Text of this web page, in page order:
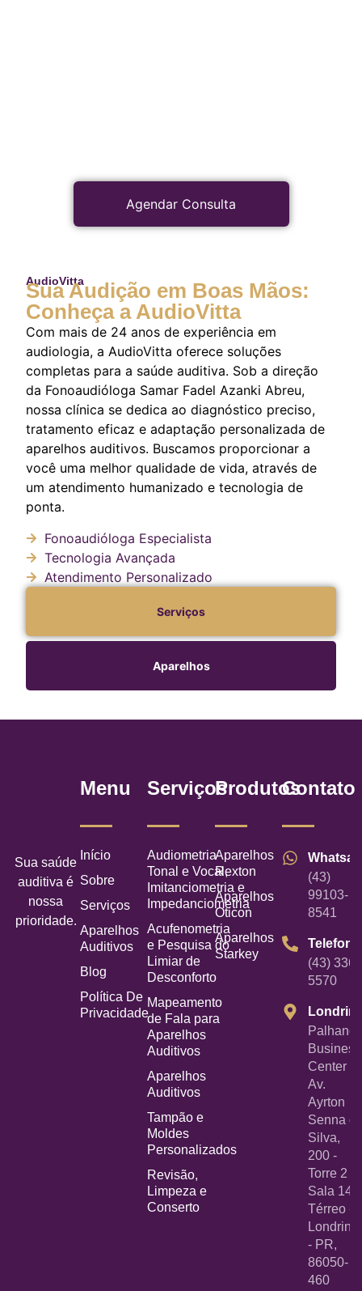
Agendar Consulta
AudioVitta
Sua Audição em Boas Mãos:
Conheça a AudioVitta
Com mais de 24 anos de experiência em
audiologia, a AudioVitta oferece soluções
completas para a saúde auditiva. Sob a direção
da Fonoaudióloga Samar Fadel Azanki Abreu,
nossa clínica se dedica ao diagnóstico preciso,
tratamento eficaz e adaptação personalizada de
aparelhos auditivos. Buscamos proporcionar a
você uma melhor qualidade de vida, através de
um atendimento humanizado e tecnologia de
ponta.
Fonoaudióloga Especialista
Tecnologia Avançada
Atendimento Personalizado
Serviços
Aparelhos
Sua saúde
auditiva é
nossa
prioridade.
Menu
Início
Sobre
Serviços
Aparelhos
Auditivos
Blog
Política De
Privacidade
Serviços
Audiometria
Tonal e Vocal,
Imitanciometria e
Impedanciometria
Acufenometria
e Pesquisa do
Limiar de
Desconforto
Mapeamento
de Fala para
Aparelhos
Auditivos
Aparelhos
Auditivos
Tampão e
Moldes
Personalizados
Revisão,
Limpeza e
Conserto
Produtos
Aparelhos
Rexton
Aparelhos
Oticon
Aparelhos
Starkey
Contato
(43)
99103-
8541
Telefone
(43)
5570
Palhano
Business
Center -
Av.
Ayrton
Senna
Silva,
200 -
Torre 2 -
Sala 14
Térreo -
Londrina
- PR,
86050-
460